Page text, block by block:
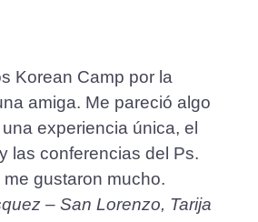
Korean Camp por la
amiga. Me pareció algo
experiencia única, el
las conferencias del Ps.
gustaron mucho.
– San Lorenzo, Tarija